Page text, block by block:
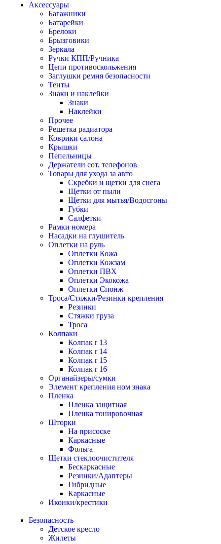
Аксессуары
Багажники
Батарейки
Брелоки
Брызговики
Зеркала
Ручки КПП/Ручника
Цепи противоскольжения
Заглушки ремня безопасности
Тенты
Знаки и наклейки
Знаки
Наклейки
Прочее
Решетка радиатора
Коврики салона
Крышки
Пепельницы
Держатели сот. телефонов
Товары для ухода за авто
Скребки и щетки для снега
Щетки от пыли
Щетки для мытья/Водосгоны
Губки
Салфетки
Рамки номера
Насадки на глушитель
Оплетки на руль
Оплетки Кожа
Оплетки Кожзам
Оплетки ПВХ
Оплетки Экокожа
Оплетки Спонж
Троса/Стяжки/Резинки крепления
Резинки
Стяжки груза
Троса
Колпаки
Колпак r 13
Колпак r 14
Колпак r 15
Колпак r 16
Органайзеры/сумки
Элемент крепления ном знака
Пленка
Пленка защитная
Пленка тонировочная
Шторки
На присоске
Каркасные
Фольга
Щетки стеклоочистителя
Бескаркасные
Резинки/Адаптеры
Гибридные
Каркасные
Иконки/крестики
Безопасность
Детское кресло
Жилеты